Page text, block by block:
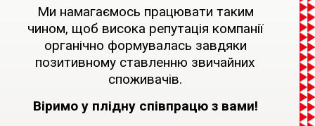
Ми намагаємось працювати таким
чином, щоб висока репутація компанії
органічно формувалась завдяки
позитивному ставленню звичайних
споживачів.
Віримо у плідну співпрацю з вами!